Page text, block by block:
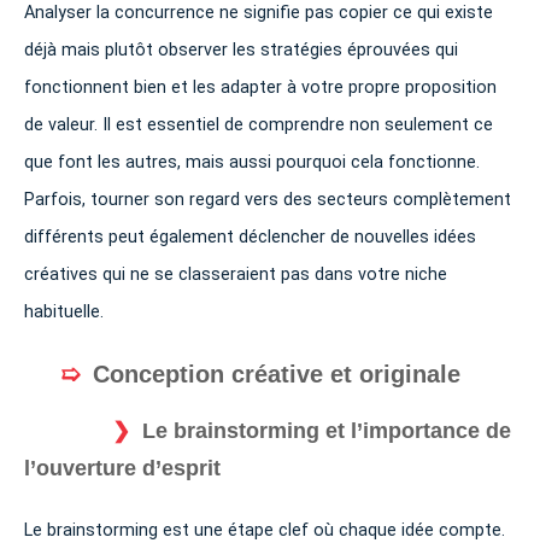
Analyser la concurrence ne signifie pas copier ce qui existe
déjà mais plutôt observer les stratégies éprouvées qui
fonctionnent bien et les adapter à votre propre proposition
de valeur. Il est essentiel de comprendre non seulement ce
que font les autres, mais aussi pourquoi cela fonctionne.
Parfois, tourner son regard vers des secteurs complètement
différents peut également déclencher de nouvelles idées
créatives qui ne se classeraient pas dans votre niche
habituelle.
Conception créative et originale
Le brainstorming et l’importance de
l’ouverture d’esprit
Le brainstorming est une étape clef où chaque idée compte.